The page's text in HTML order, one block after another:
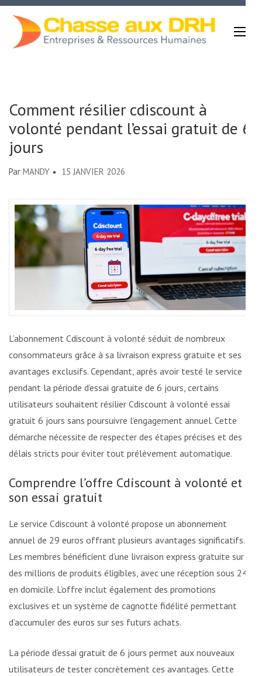
Aller
contenu
Comment résilier cdiscount à
volonté pendant l’essai gratuit de 6
jours
Par MANDY 15 JANVIER 2026
L’abonnement Cdiscount à volonté séduit de nombreux
consommateurs grâce à sa livraison express gratuite et ses
avantages exclusifs. Cependant, après avoir testé le service
pendant la période d’essai gratuite de 6 jours, certains
utilisateurs souhaitent résilier Cdiscount à volonté essai
gratuit 6 jours sans poursuivre l’engagement annuel. Cette
démarche nécessite de respecter des étapes précises et des
délais stricts pour éviter tout prélèvement automatique.
Comprendre l’offre Cdiscount à volonté et
son essai gratuit
Le service Cdiscount à volonté propose un abonnement
annuel de 29 euros offrant plusieurs avantages significatifs.
Les membres bénéficient d’une livraison express gratuite sur
des millions de produits éligibles, avec une réception sous 24h
en domicile. L’offre inclut également des promotions
exclusives et un système de cagnotte fidélité permettant
d’accumuler des euros sur ses futurs achats.
La période d’essai gratuit de 6 jours permet aux nouveaux
utilisateurs de tester concrètement ces avantages. Cette